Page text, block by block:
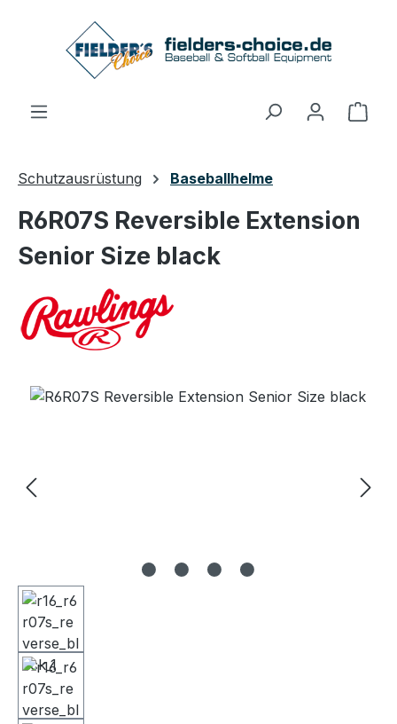
Zum Hauptinhalt springen
Schutzausrüstung Baseballhelme
R6R07S Reversible Extension
Senior Size black
Bildergalerie überspringen